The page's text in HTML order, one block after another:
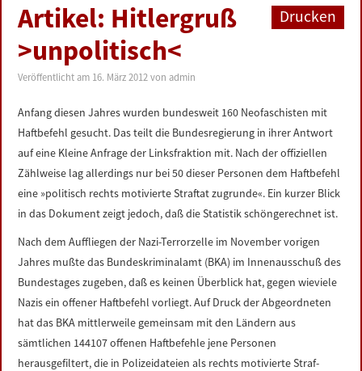
BUNDESTAG
PRESSE
ZUR PERSON
LINKS
DATENSCHUTZERKLÄRUNG
IMPRESSUM
Drucken
Artikel: Hitlergruß
>unpolitisch<
Veröffentlicht am 16. März 2012 vonadmin
Anfang diesen Jahres wurden bundesweit 160 Neofaschisten mit
Haftbefehl gesucht. Das teilt die Bundesregierung in ihrer Antwort
auf eine Kleine Anfrage der Linksfraktion mit. Nach der offiziellen
Zählweise lag allerdings nur bei 50 dieser Personen dem Haftbefehl
eine »politisch rechts motivierte Straftat zugrunde«. Ein kurzer Blick
in das Dokument zeigt jedoch, daß die Statistik schöngerechnet ist.
Nach dem Auffliegen der Nazi-Terrorzelle im November vorigen
Jahres mußte das Bundeskriminalamt (BKA) im Innenausschuß des
Bundestages zugeben, daß es keinen Überblick hat, gegen wieviele
Nazis ein offener Haftbefehl vorliegt. Auf Druck der Abgeordneten
hat das BKA mittlerweile gemeinsam mit den Ländern aus
sämtlichen 144107 offenen Haftbefehle jene Personen
herausgefiltert, die in Polizeidateien als rechts motivierte Straf-